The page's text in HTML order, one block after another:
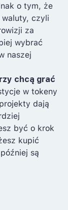
o tym, że
waluty, czyli
za
wybrać
naszej
chcą grać
w tokeny
dają
być o krok
kupić
są